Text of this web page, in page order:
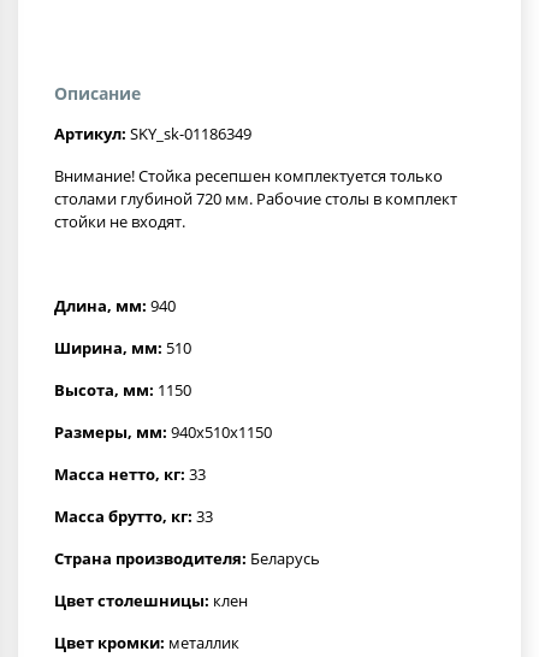
Описание
Артикул: SKY_sk-01186349
Внимание! Стойка ресепшен комплектуется только
столами глубиной 720 мм. Рабочие столы в комплект
стойки не входят.
Длина, мм: 940
Ширина, мм: 510
Высота, мм: 1150
Размеры, мм: 940x510x1150
Масса нетто, кг: 33
Масса брутто, кг: 33
Страна производителя: Беларусь
Цвет столешницы: клен
Цвет кромки: металлик